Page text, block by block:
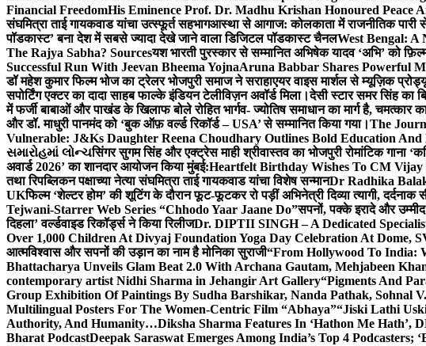
Financial FreedomHis Eminence Prof. Dr. Madhu Krishan Honoured Peace
संघमित्रा ताई गायकवाड यांचा उत्स्फूर्त सहभागआस्था से आगाज: कोलकाता में राजनीतिक पारी से
पॉडकास्ट’ बना देश में सबसे ज्यादा देखे जाने वाला डिजिटल पॉडकास्ट चैनलWest Bengal:
The Rajya Sabha? Sourcesयश भारती पुरस्कार से सम्मानित अभिषेक यादव ‘अभि’ को
Successful Run With Jeevan Bheema YojnaAruna Babbar Shares Powerful
डॉ महेश कुमार फिल्म भोज का ट्रेलर भोजपुरी समाज ने सराहाएयर वाइस मार्शल से म्यूज़िक
सपोर्टिंग एक्टर का दादा साहब फाल्के इंडियन टेलीविज़न अवॉर्ड मिला।देसी स्टार समर सिंह का
में फर्जी बाबाओं और पाखंड के खिलाफ बोले रोहित भार्गव- ज्योतिष समाधान का मार्ग है, चमत्कार
और डॉ. माधुरी पानमंद को ‘बुक ऑफ़ वर्ल्ड रिकॉर्ड – USA’ से सम्मानित किया गया।The
Vulnerable: J&Ks Daughter Reena Choudhary Outlines Bold Education And
સમારોહમાં લોન્ચसिंगर सुगम सिंह और एक्ट्रेस माही श्रीवास्तव का भोजपुरी रोमांटिक गाना
अवार्ड 2026’ का शानदार आयोजन किया मुंबई:Heartfelt Birthday Wishes To CM
तथा रिपब्लिकन पक्षाच्या नेत्या संघमित्रा ताई गायकवाड यांचा विशेष सन्मानDr Radhika
UKफिल्म ‘शेल्टर होम’ की शूटिंग के दौरान फूट-फूटकर रो पड़ीं अभिनेत्री दिव्या त्यागी,
Tejwani-Starrer Web Series “Chhodo Yaar Jaane Do”सपनों, पक्के इरादे और उम्मीद
दिहला’ वर्ल्डवाइड रिकॉर्ड्स ने किया रिलीजDr. DIPTII SINGH – A Dedicated
Over 1,000 Children At Divyaj Foundation Yoga Day Celebration At Dome,
आत्मविश्वास और सपनों की उड़ान का नाम है मोनिका सुराजी“From Hollywood To India:
Bhattacharya Unveils Glam Beat 2.0 With Archana Gautam, Mehjabeen
contemporary artist Nidhi Sharma in Jehangir Art Gallery“Pigments And
Group Exhibition Of Paintings By Sudha Barshikar, Nanda Pathak, Sohnal
Multilingual Posters For The Women-Centric Film “Abhaya”“Jiski Lathi
Authority, And Humanity…Diksha Sharma Features In ‘Hathon Me Hath’,
Bharat PodcastDeepak Saraswat Emerges Among India’s Top 4 Podcasters;